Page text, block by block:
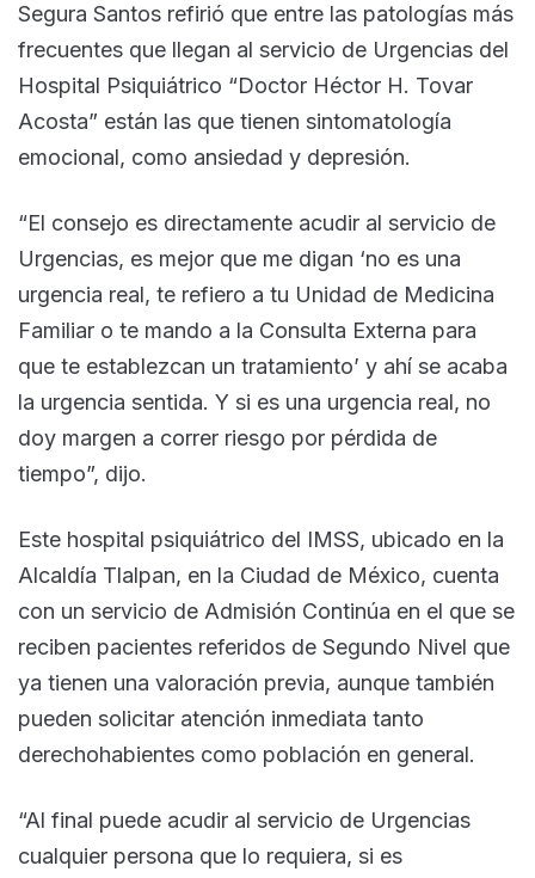
Segura Santos refirió que entre las patologías más
frecuentes que llegan al servicio de Urgencias del
Hospital Psiquiátrico “Doctor Héctor H. Tovar
Acosta” están las que tienen sintomatología
emocional, como ansiedad y depresión.
“El consejo es directamente acudir al servicio de
Urgencias, es mejor que me digan ‘no es una
urgencia real, te refiero a tu Unidad de Medicina
Familiar o te mando a la Consulta Externa para
que te establezcan un tratamiento’ y ahí se acaba
la urgencia sentida. Y si es una urgencia real, no
doy margen a correr riesgo por pérdida de
tiempo”, dijo.
Este hospital psiquiátrico del IMSS, ubicado en la
Alcaldía Tlalpan, en la Ciudad de México, cuenta
con un servicio de Admisión Continúa en el que se
reciben pacientes referidos de Segundo Nivel que
ya tienen una valoración previa, aunque también
pueden solicitar atención inmediata tanto
derechohabientes como población en general.
“Al final puede acudir al servicio de Urgencias
cualquier persona que lo requiera, si es